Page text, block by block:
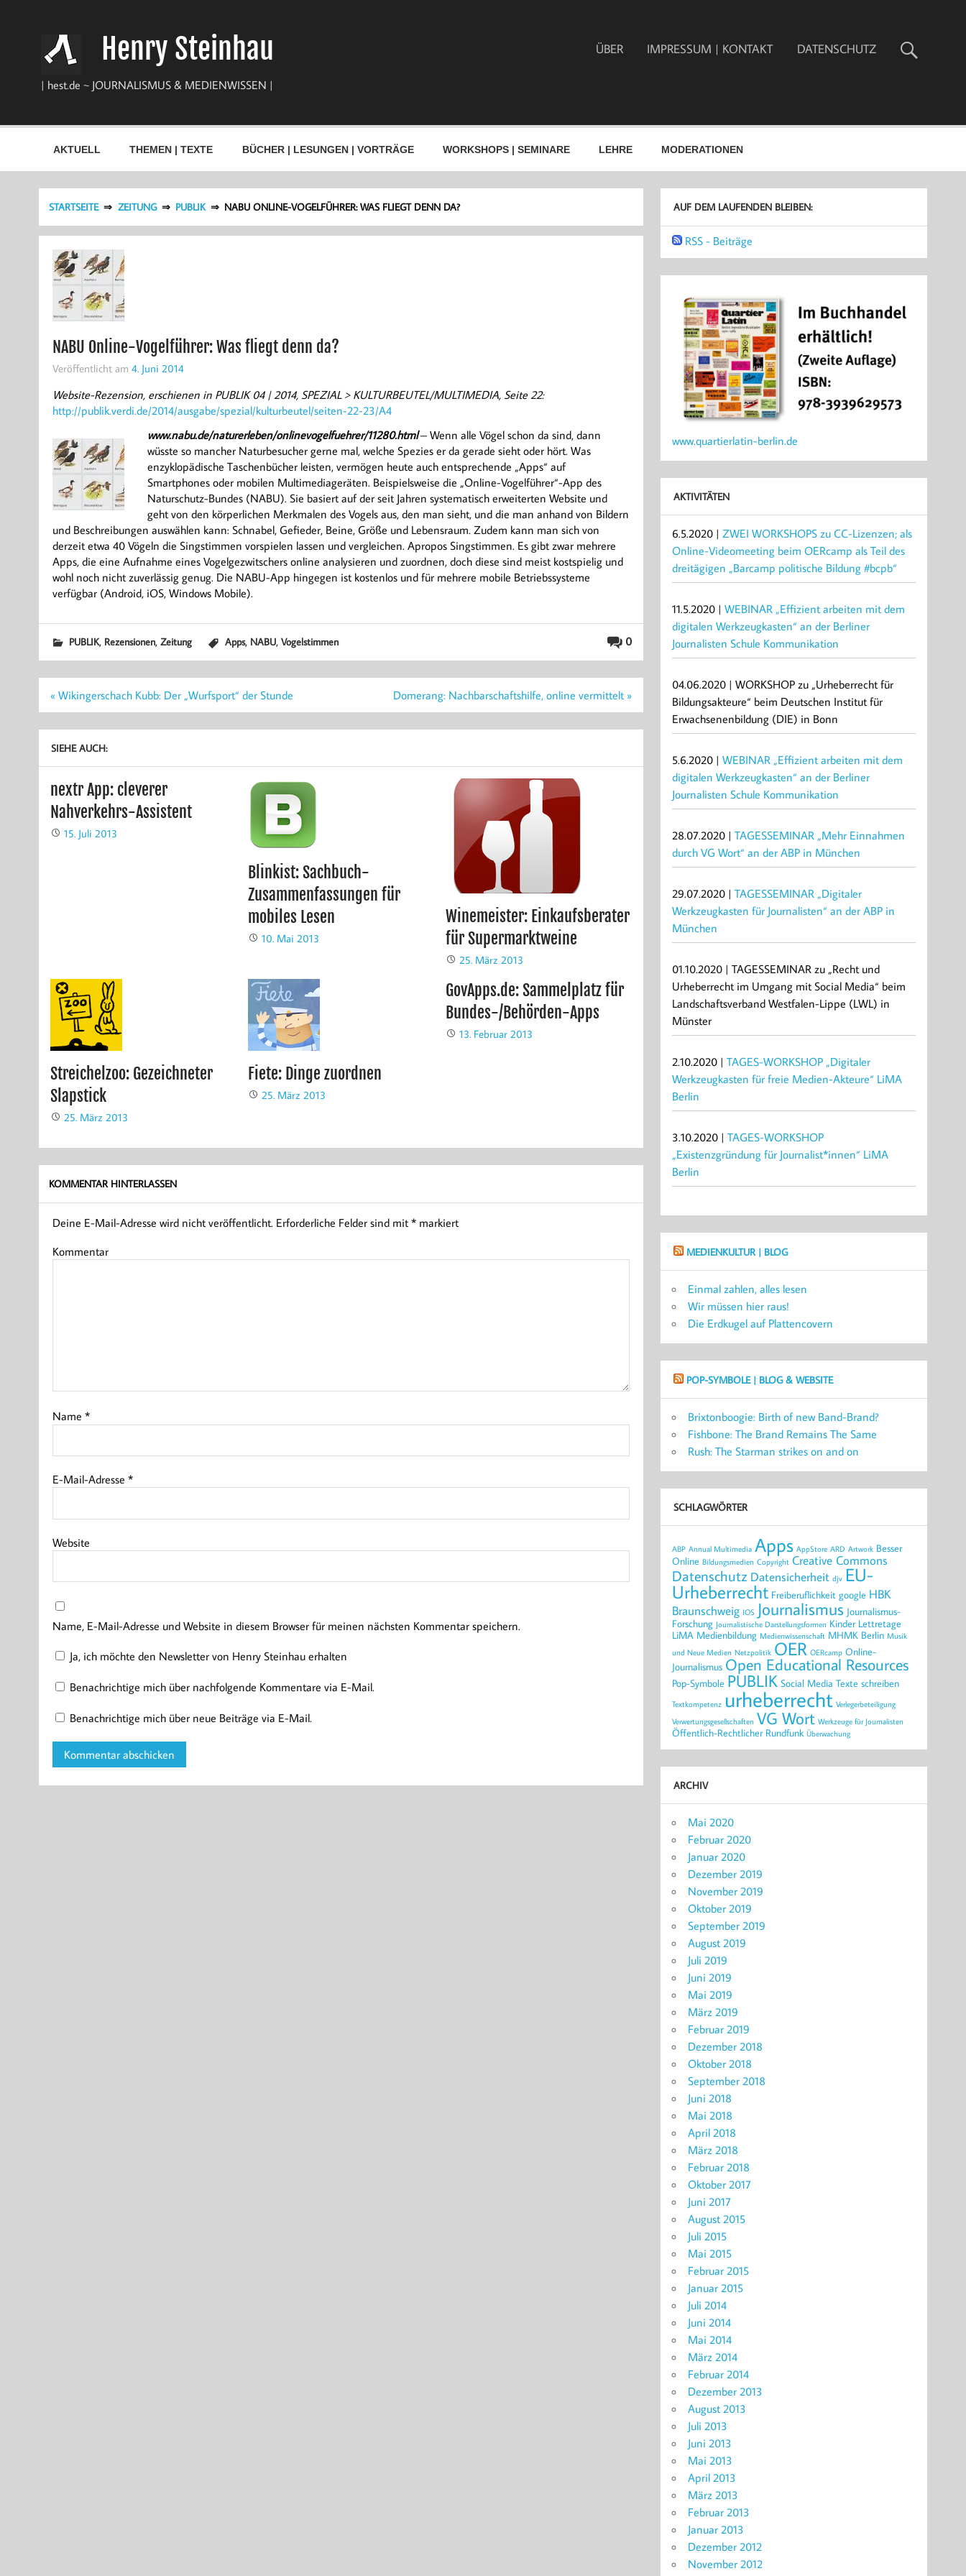
Henry Steinhau
| hest.de ~ JOURNALISMUS & MEDIENWISSEN |
ÜBER IMPRESSUM | KONTAKT DATENSCHUTZ
AKTUELL THEMEN | TEXTE BÜCHER | LESUNGEN | VORTRÄGE WORKSHOPS | SEMINARE LEHRE MODERATIONEN
STARTSEITE ZEITUNG PUBLIK NABU ONLINE-VOGELFÜHRER: WAS FLIEGT DENN DA?
NABU Online-Vogelführer: Was fliegt denn da?
Veröffentlicht am 4. Juni 2014
Website-Rezension, erschienen in PUBLIK 04 | 2014, SPEZIAL > KULTURBEUTEL/MULTIMEDIA, Seite 22:
http://publik.verdi.de/2014/ausgabe/spezial/kulturbeutel/seiten-22-23/A4
www.nabu.de/naturerleben/onlinevogelfuehrer/11280.html– Wenn alle Vögel schon da sind, dann
wüsste so mancher Naturbesucher gerne mal, welche Spezies er da gerade sieht oder hört. Was
enzyklopädische Taschenbücher leisten, vermögen heute auch entsprechende „Apps“ auf
Smartphones oder mobilen Multimediageräten. Beispielsweise die „Online-Vogelführer“-App des
Naturschutz-Bundes (NABU). Sie basiert auf der seit Jahren systematisch erweiterten Website und
geht von den körperlichen Merkmalen des Vogels aus, den man sieht, und die man anhand von Bildern
und Beschreibungen auswählen kann: Schnabel, Gefieder, Beine, Größe und Lebensraum. Zudem kann man sich von
derzeit etwa 40 Vögeln die Singstimmen vorspielen lassen und vergleichen. Apropos Singstimmen. Es gibt zwar mehrere
Apps, die eine Aufnahme eines Vogelgezwitschers online analysieren und zuordnen, doch diese sind meist kostspielig und
wohl noch nicht zuverlässig genug. Die NABU-App hingegen ist kostenlos und für mehrere mobile Betriebssysteme
verfügbar (Android, iOS, Windows Mobile).
0
PUBLIK, Rezensionen, Zeitung Apps, NABU, Vogelstimmen
Beitragsnavigation
« Wikingerschach Kubb: Der „Wurfsport“ der Stunde Domerang: Nachbarschaftshilfe, online vermittelt »
SIEHE AUCH:
nextr App: cleverer
Nahverkehrs-Assistent
15. Juli 2013
Blinkist: Sachbuch-
Zusammenfassungen für
mobiles Lesen
10. Mai 2013
Winemeister: Einkaufsberater
für Supermarktweine
25. März 2013
Streichelzoo: Gezeichneter
Slapstick
25. März 2013
Fiete: Dinge zuordnen
25. März 2013
GovApps.de: Sammelplatz für
Bundes-/Behörden-Apps
13. Februar 2013
KOMMENTAR HINTERLASSEN
Deine E-Mail-Adresse wird nicht veröffentlicht. Erforderliche Felder sind mit *markiert
Kommentar
Name *
E-Mail-Adresse *
Website
Name, E-Mail-Adresse und Website in diesem Browser für meinen nächsten Kommentar speichern.
Ja, ich möchte den Newsletter von Henry Steinhau erhalten
Benachrichtige mich über nachfolgende Kommentare via E-Mail.
Benachrichtige mich über neue Beiträge via E-Mail.
AUF DEM LAUFENDEN BLEIBEN:
RSS - Beiträge
www.quartierlatin-berlin.de
AKTIVITÄTEN
6.5.2020 |ZWEI WORKSHOPS zu CC-Lizenzen; als
Online-Videomeeting beim OERcamp als Teil des
dreitägigen „Barcamp politische Bildung #bcpb“
11.5.2020 |WEBINAR „Effizient arbeiten mit dem
digitalen Werkzeugkasten“ an der Berliner
Journalisten Schule Kommunikation
04.06.2020 | WORKSHOP zu „Urheberrecht für
Bildungsakteure“ beim Deutschen Institut für
Erwachsenenbildung (DIE) in Bonn
5.6.2020 |WEBINAR „Effizient arbeiten mit dem
digitalen Werkzeugkasten“ an der Berliner
Journalisten Schule Kommunikation
28.07.2020 |TAGESSEMINAR „Mehr Einnahmen
durch VG Wort“ an der ABP in München
29.07.2020 |TAGESSEMINAR „Digitaler
Werkzeugkasten für Journalisten“ an der ABP in
München
01.10.2020 | TAGESSEMINAR zu „Recht und
Urheberrecht im Umgang mit Social Media“ beim
Landschaftsverband Westfalen-Lippe (LWL) in
Münster
2.10.2020 |TAGES-WORKSHOP „Digitaler
Werkzeugkasten für freie Medien-Akteure“ LiMA
Berlin
3.10.2020 |TAGES-WORKSHOP
„Existenzgründung für Journalist*innen“ LiMA
Berlin
MEDIENKULTUR | BLOG
Einmal zahlen, alles lesen
Wir müssen hier raus!
Die Erdkugel auf Plattencovern
POP-SYMBOLE | BLOG & WEBSITE
Brixtonboogie: Birth of new Band-Brand?
Fishbone: The Brand Remains The Same
Rush: The Starman strikes on and on
SCHLAGWÖRTER
ABP Annual Multimedia Apps AppStore ARD Artwork Besser
Online Bildungsmedien Copyright Creative Commons
Datenschutz Datensicherheit djv EU-
Urheberrecht Freiberuflichkeit google HBK
Braunschweig IOS Journalismus Journalismus-
Forschung Journalistische Darstellungsformen Kinder Lettretage
LiMA Medienbildung Medienwissenschaft MHMK Berlin Musik
und Neue Medien Netzpolitik OER OERcamp Online-
Journalismus Open Educational Resources
Pop-Symbole PUBLIK Social Media Texte schreiben
Textkompetenz urheberrecht Verlegerbeteiligung
Verwertungsgesellschaften VG Wort Werkzeuge für Journalisten
Öffentlich-Rechtlicher Rundfunk Überwachung
ARCHIV
Mai 2020
Februar 2020
Januar 2020
Dezember 2019
November 2019
Oktober 2019
September 2019
August 2019
Juli 2019
Juni 2019
Mai 2019
März 2019
Februar 2019
Dezember 2018
Oktober 2018
September 2018
Juni 2018
Mai 2018
April 2018
März 2018
Februar 2018
Oktober 2017
Juni 2017
August 2015
Juli 2015
Mai 2015
Februar 2015
Januar 2015
Juli 2014
Juni 2014
Mai 2014
März 2014
Februar 2014
Dezember 2013
August 2013
Juli 2013
Juni 2013
Mai 2013
April 2013
März 2013
Februar 2013
Januar 2013
Dezember 2012
November 2012